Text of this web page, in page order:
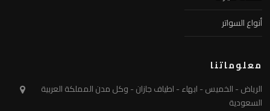
أنواع السواتر
معلوماتنا
الرياض - الخميس - ابهاء - اطياف جازان - وكل مدن المملكة العربية
السعودية